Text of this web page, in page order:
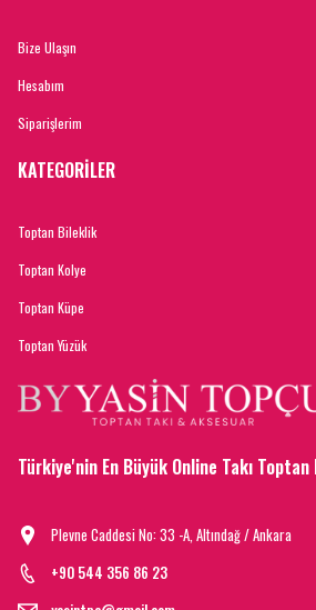
Bize Ulaşın
Hesabım
Siparişlerim
KATEGORİLER
Toptan Bileklik
Toptan Kolye
Toptan Küpe
Toptan Yüzük
Türkiye'nin En Büyük Online Takı
Plevne Caddesi No: 33 -A, Altındağ / Ankara
+90 544 356 86 23